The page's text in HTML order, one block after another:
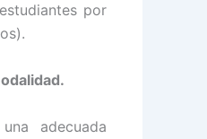
por
adecuada